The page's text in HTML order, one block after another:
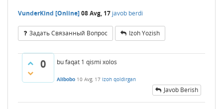
VunderKind [Online]08 Avg, 17 javob berdi
Задать Связанный Вопрос Izoh Yozish
0 bu faqat 1 qismi xolos
Alibobo 10 Avg, 17 Izoh qoldirgan
Javob Berish